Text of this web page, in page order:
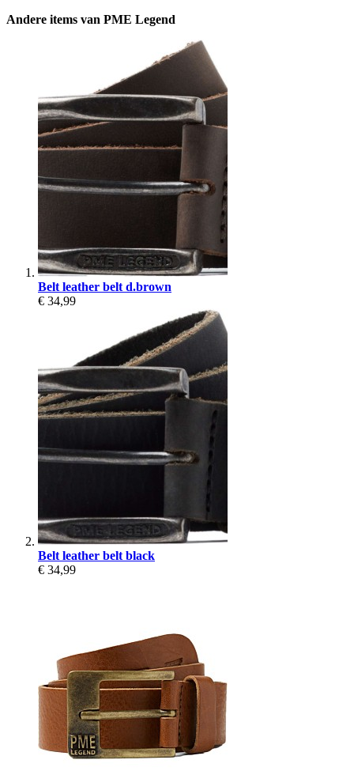
Andere items van PME Legend
Belt leather belt d.brown
€ 34,99
Belt leather belt black
€ 34,99